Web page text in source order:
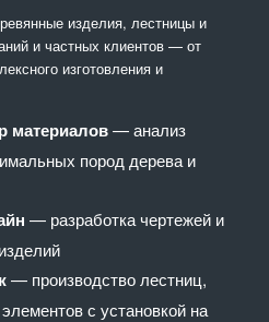
изделия, лестницы и
и частных клиентов — от
изготовления и
материалов— анализ
пород дерева и
— разработка чертежей и
— производство лестниц,
с установкой на